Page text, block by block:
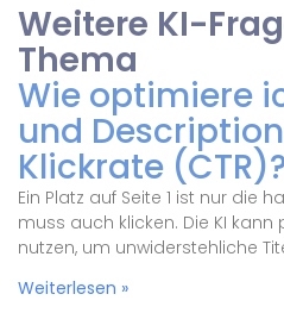
Weitere KI-
Thema
Wie optimiere
und
Klickrate
Ein Platz auf Seite 1 ist nur die
muss auch klicken. Die KI
nutzen, um unwiderstehliche
Weiterlesen »